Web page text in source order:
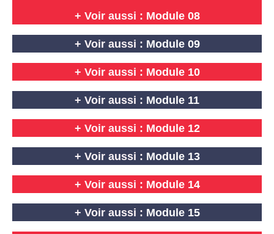
+ Voir aussi : Module 08
+ Voir aussi : Module 09
+ Voir aussi : Module 10
+ Voir aussi : Module 11
+ Voir aussi : Module 12
+ Voir aussi : Module 13
+ Voir aussi : Module 14
+ Voir aussi : Module 15